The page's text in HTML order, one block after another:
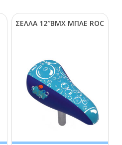
ΣΕΛΛΑ 12″ΒΜΧ ΜΠΛΕ RΟC